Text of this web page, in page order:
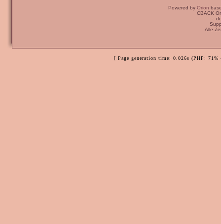
Powered by Orion
CBACK
:-:
Alle
[ Page generation time: 0.026s (PHP: